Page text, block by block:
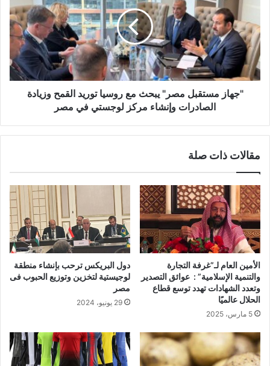
"جهاز مستقبل مصر" يبحث مع روسيا توريد القمح وزيادة
الصادرات وإنشاء مركز لوجستي في مصر
مقالات ذات صلة
الأمين العام لـ”غرفة التجارة
والتنمية الإسلامية” : عوائق التصدير
وتعدد الشهادات تهدد توسع قطاع
الحلال عالميًا
5 مارس، 2025
دول البريكس ترحب بإنشاء منطقة
لوجيستية لتخزين وتوزيع الحبوب فى
مصر
29 يونيو، 2024